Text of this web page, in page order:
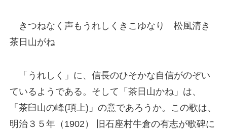
きつねなく声もうれしくきこゆなり 松風清き
茶日山がね
「うれしく」に、信長のひそかな自信がのぞい
ているようである。そして「茶日山かね」は、
「茶臼山の峰(項上)」の意であろうか。この歌は、
明治３５年（1902） 旧石座村牛倉の有志が歌碑に